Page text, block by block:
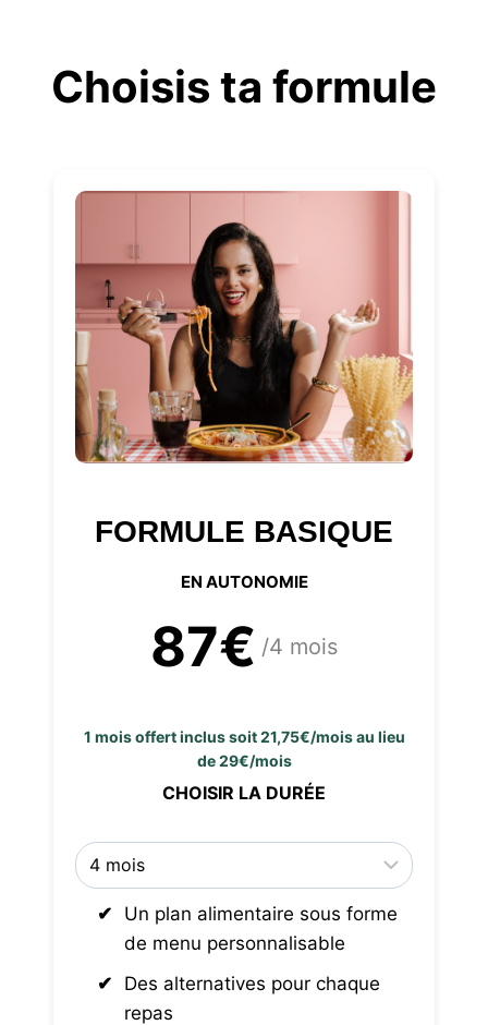
contenuChoisis ta formule
FORMULE BASIQUE
EN AUTONOMIE
87€ /4 mois
1 mois offert inclus soit 21,75€/mois au lieu
de 29€/mois
CHOISIR LA DURÉE
Un plan alimentaire sous forme
de menu personnalisable
Des alternatives pour chaque
repas